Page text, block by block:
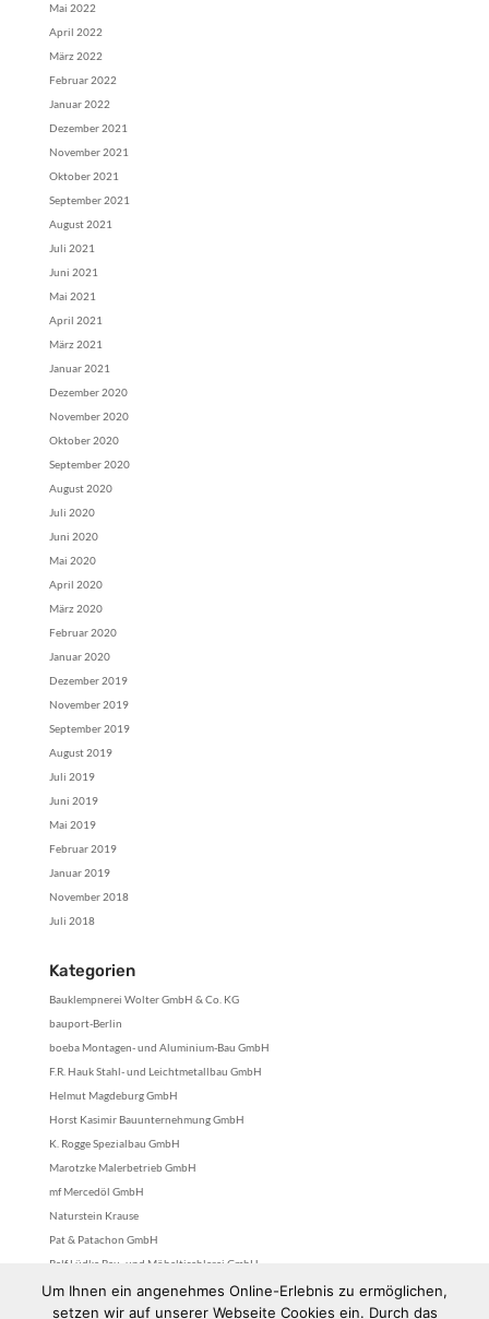
Mai 2022
April 2022
März 2022
Februar 2022
Januar 2022
Dezember 2021
November 2021
Oktober 2021
September 2021
August 2021
Juli 2021
Juni 2021
Mai 2021
April 2021
März 2021
Januar 2021
Dezember 2020
November 2020
Oktober 2020
September 2020
August 2020
Juli 2020
Juni 2020
Mai 2020
April 2020
März 2020
Februar 2020
Januar 2020
Dezember 2019
November 2019
September 2019
August 2019
Juli 2019
Juni 2019
Mai 2019
Februar 2019
Januar 2019
November 2018
Juli 2018
Kategorien
Bauklempnerei Wolter GmbH & Co. KG
bauport-Berlin
boeba Montagen- und Aluminium-Bau GmbH
F.R. Hauk Stahl- und Leichtmetallbau GmbH
Helmut Magdeburg GmbH
Horst Kasimir Bauunternehmung GmbH
K. Rogge Spezialbau GmbH
Marotzke Malerbetrieb GmbH
mf Mercedöl GmbH
Naturstein Krause
Pat & Patachon GmbH
Ralf Lüdke Bau- und Möbeltischlerei GmbH
stefan fittkau gmbh
Tischlerei Royek GmbH
Um Ihnen ein angenehmes Online-Erlebnis zu ermöglichen,
setzen wir auf unserer Webseite Cookies ein. Durch das